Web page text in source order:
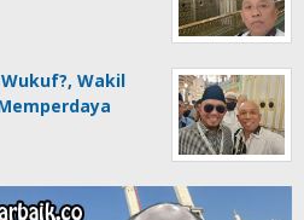
Wakil